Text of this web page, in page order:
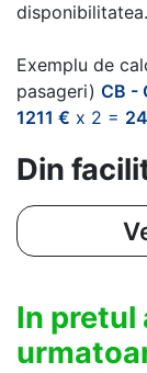
disponibilitatea.
Exemplu de
pasageri) CB -
1211 € x 2 =
Din
In pretul